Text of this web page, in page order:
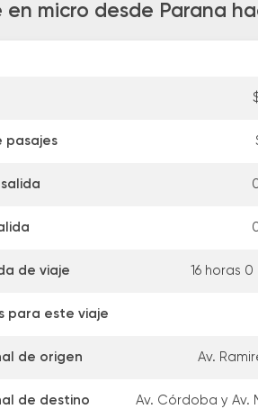
en micro desde Parana
pasajes
de viaje 16 horas
para este viaje
de origen Av.
de destino Av. Córdoba y Av.